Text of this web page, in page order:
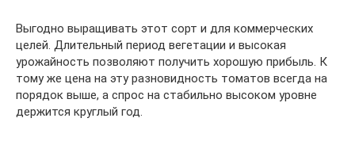
Выгодно выращивать этот сорт и для коммерческих
целей. Длительный период вегетации и высокая
урожайность позволяют получить хорошую прибыль. К
тому же цена на эту разновидность томатов всегда на
порядок выше, а спрос на стабильно высоком уровне
держится круглый год.